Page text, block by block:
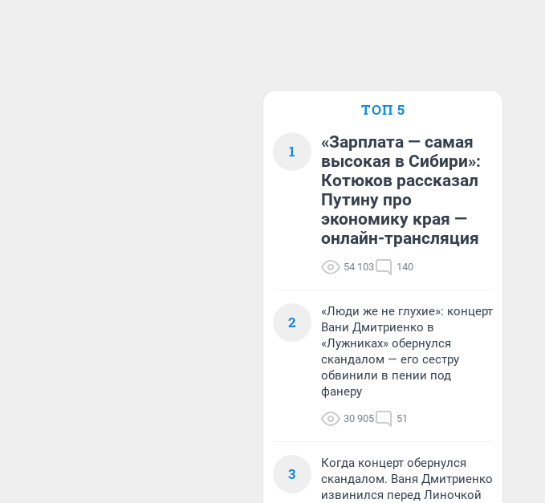
ТОП 5
1
«Зарплата — самая
высокая в Сибири»:
Котюков рассказал
Путину про
экономику края —
онлайн-трансляция
54 103 140
2
«Люди же не глухие»: концерт
Вани Дмитриенко в
«Лужниках» обернулся
скандалом — его сестру
обвинили в пении под
фанеру
30 905 51
3
Когда концерт обернулся
скандалом. Ваня Дмитриенко
извинился перед Линочкой